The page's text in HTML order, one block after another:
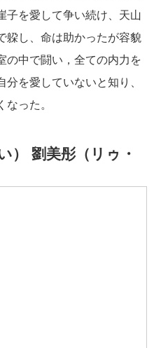
子を愛して争い続け、天山
躱し、命は助かったが容貌
の中で闘い，全ての内力を
を愛していないと知り、
った。
）
劉美彤（リゥ・